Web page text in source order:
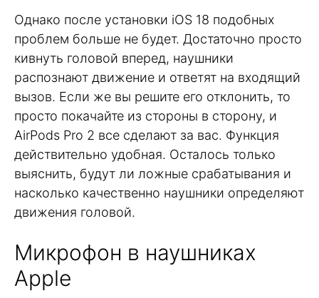
Однако после установки iOS 18 подобных
проблем больше не будет. Достаточно просто
кивнуть головой вперед, наушники
распознают движение и ответят на входящий
вызов. Если же вы решите его отклонить, то
просто покачайте из стороны в сторону, и
AirPods Pro 2 все сделают за вас. Функция
действительно удобная. Осталось только
выяснить, будут ли ложные срабатывания и
насколько качественно наушники определяют
движения головой.
Микрофон в наушниках
Apple